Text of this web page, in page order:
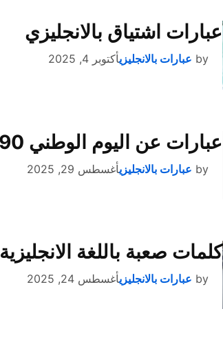
عبارات اشتياق بالانجليزي
by عبارات بالانجليزيأكتوبر 4, 2025
عبارات عن اليوم الوطني 90 بالانجليزي
by عبارات بالانجليزيأغسطس 29, 2025
كلمات صعبة باللغة الانجليزية
by عبارات بالانجليزيأغسطس 24, 2025